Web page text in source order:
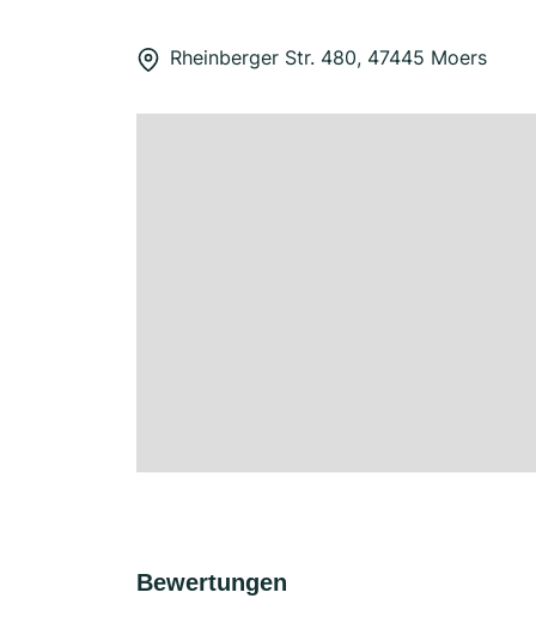
Rheinberger Str. 480, 47445 Moers
Bewertungen